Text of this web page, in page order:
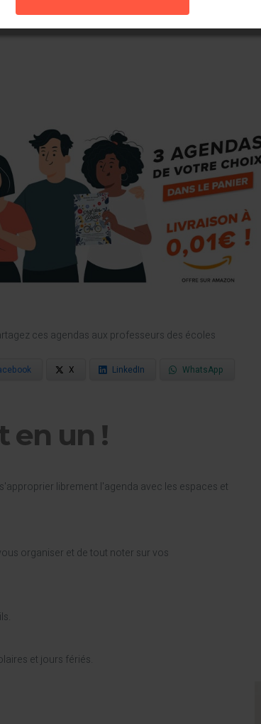
ces agendas aux professeurs des écoles
X LinkedIn WhatsApp
en un !
librement l'agenda avec les espaces et
organiser et de tout noter sur vos
et jours fériés.